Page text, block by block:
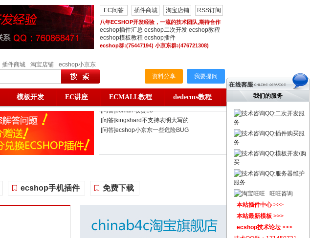
EC问答 插件商城 淘宝店铺 RSS订阅
八年ECSHOP开发经验，一流的技术团队,期待合作
ecshop插件汇总 ecshop二次开发 ecshop教程
ecshop模板教程 ecshop插件
ecshop群:(75447194) 小京东群:(476721308)
插件商城 淘宝店铺
ecshop小京东
资料分享
我要提问
模板开发 EC讲座 ECMALL教程 dedecms教程
[问答]服务器和数据库不在一起
[问答]ecmall 收货15
[问答]更改首页文字信息几个小
[问答]设置好了会员等级及折扣
[问答]ECshop v2.7.3版 夺宝奇兵活
ecshop手机插件 免费下载
我们的服务
QQ:二次开发服
务
QQ:插件购买服
务
QQ:模板开发/购
买
QQ:服务器维护
服务
旺旺咨询
本站插件中心>>>
本站最新模板 >>>
ecshop技术论坛 >>>